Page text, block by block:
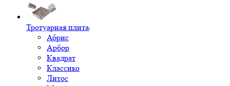
Тротуарная плита
Абрис
Арбор
Квадрат
Классико
Литос